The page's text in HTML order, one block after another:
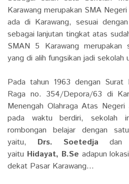
Karawang merupakan SMA
ada di Karawang, sesuai
sebagai lanjutan tingkat atas
SMAN 5 Karawang merupakan
yang di alih fungsikan jadi sekolah
Pada tahun 1963 dengan Surat
Raga no. 354/Depora/63 di
Menengah Olahraga Atas Negeri
pada waktu berdiri, sekolah
rombongan belajar dengan
yaitu, Drs. Soetedja dan
yaitu Hidayat, B.Se adapun
dekat Pasar Karawang...